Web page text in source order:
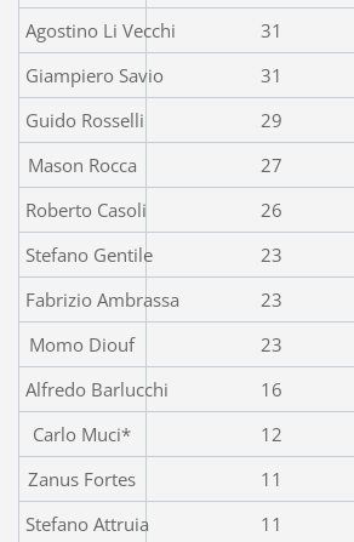
Agostino Li Vecchi
31
Giampiero Savio
31
Guido Rosselli
29
Mason Rocca
27
Roberto Casoli
26
Stefano Gentile
23
Fabrizio Ambrassa
23
Momo Diouf
23
Alfredo Barlucchi
16
Carlo Muci*
12
Zanus Fortes
11
Stefano Attruia
11